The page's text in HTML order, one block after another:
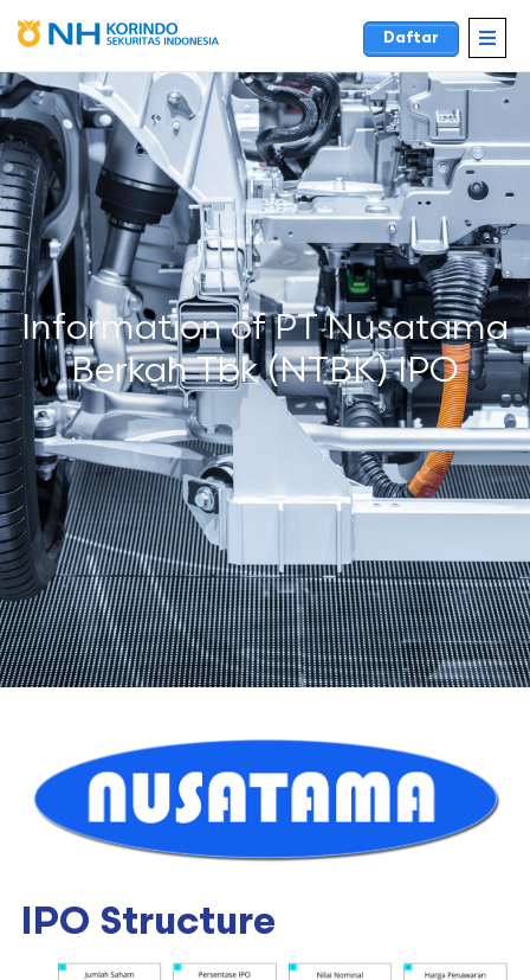
Daftar
Information of PT Nusatama
Berkah Tbk (NTBK) IPO
IPO Structure